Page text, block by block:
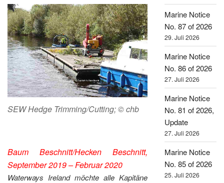
SEW Hedge Trimming/Cutting; © chb
Baum Beschnitt/Hecken Beschnitt,
September 2019 – Februar 2020
Waterways Ireland möchte alle Kapitäne
Marine Notice
No. 87 of 2026
29. Juli 2026
Marine Notice
No. 86 of 2026
27. Juli 2026
Marine Notice
No. 81 of 2026,
Update
27. Juli 2026
Marine Notice
No. 85 of 2026
25. Juli 2026